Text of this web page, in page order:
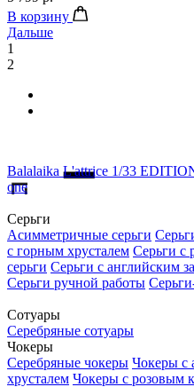
В корзину
Дальше
1
2
Balalaika L'attrice 1/33
one
Серьги
Асимметричные серьги
с горным хрусталем Серьги с
серьги Серьги с английским
Серьги ручной работы
Сотуары
Серебряные сотуары
Чокеры
Серебряные чокеры Чокеры с
хрусталем Чокеры с розовым